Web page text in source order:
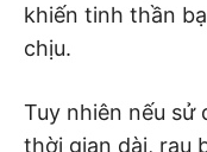
khiến tinh thần
chịu.
Tuy nhiên nếu sử
thời gian dài, rau